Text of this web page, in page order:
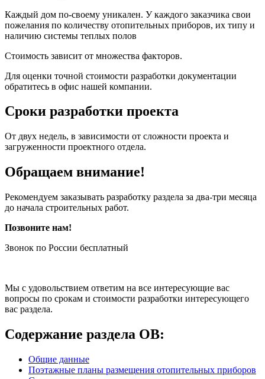
Каждый дом по-своему уникален. У каждого заказчика свои
пожелания по количеству отопительных приборов, их типу и
наличию системы теплых полов
Стоимость зависит от множества факторов.
Для оценки точной стоимости разработки документации
обратитесь в офис нашей компании.
Сроки разработки проекта
От двух недель, в зависимости от сложности проекта и
загруженности проектного отдела.
Обращаем внимание!
Рекомендуем заказывать разработку раздела за два-три месяца
до начала строительных работ.
Позвоните нам!
Звонок по России бесплатный
Мы с удовольствием ответим на все интересующие вас
вопросы по срокам и стоимости разработки интересующего
вас раздела.
Содержание раздела ОВ:
Общие данные
Поэтажные планы размещения отопительных приборов